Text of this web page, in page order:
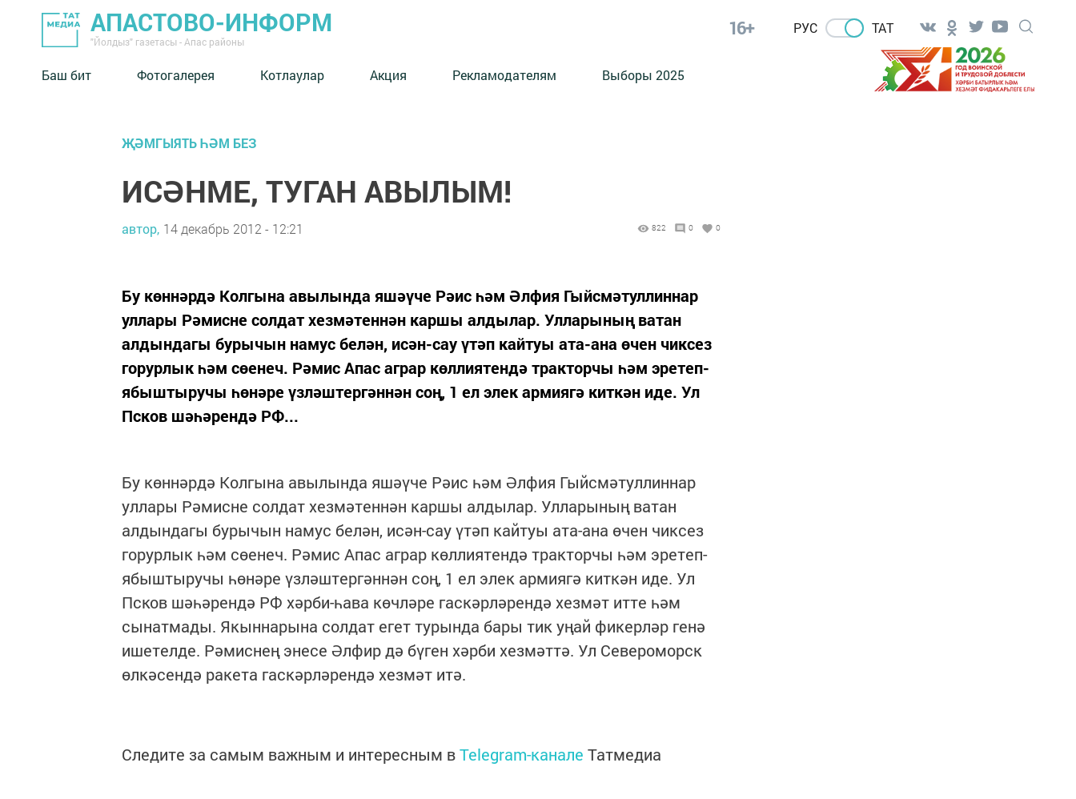
АПАСТОВО-ИНФОРМ
"Йолдыз" газетасы - Апас районы
16+ РУС ТАТ
Баш бит Фотогалерея Котлаулар Акция Рекламодателям Выборы 2025
ҖӘМГЫЯТЬ ҺӘМ БЕЗ
ИСӘНМЕ, ТУГАН АВЫЛЫМ!
автор, 14 декабрь 2012 - 12:21 822 0 0
Бу көннәрдә Колгына авылында яшәүче Рәис һәм Әлфия Гыйсмәтуллиннар
уллары Рәмисне солдат хезмәтеннән каршы алдылар. Улларының ватан
алдындагы бурычын намус белән, исән-сау үтәп кайтуы ата-ана өчен чиксез
горурлык һәм сөенеч. Рәмис Апас аграр көллиятендә тракторчы һәм эретеп-
ябыштыручы һөнәре үзләштергәннән соң, 1 ел элек армиягә киткән иде. Ул
Псков шәһәрендә РФ...
Бу көннәрдә Колгына авылында яшәүче Рәис һәм Әлфия Гыйсмәтуллиннар
уллары Рәмисне солдат хезмәтеннән каршы алдылар. Улларының ватан
алдындагы бурычын намус белән, исән-сау үтәп кайтуы ата-ана өчен чиксез
горурлык һәм сөенеч. Рәмис Апас аграр көллиятендә тракторчы һәм эретеп-
ябыштыручы һөнәре үзләштергәннән соң, 1 ел элек армиягә киткән иде. Ул
Псков шәһәрендә РФ хәрби-һава көчләре гаскәрләрендә хезмәт итте һәм
сынатмады. Якыннарына солдат егет турында бары тик уңай фикерләр генә
ишетелде. Рәмиснең энесе Әлфир дә бүген хәрби хезмәттә. Ул Североморск
өлкәсендә ракета гаскәрләрендә хезмәт итә.
Следите за самым важным и интересным вTelegram-канале Татмедиа